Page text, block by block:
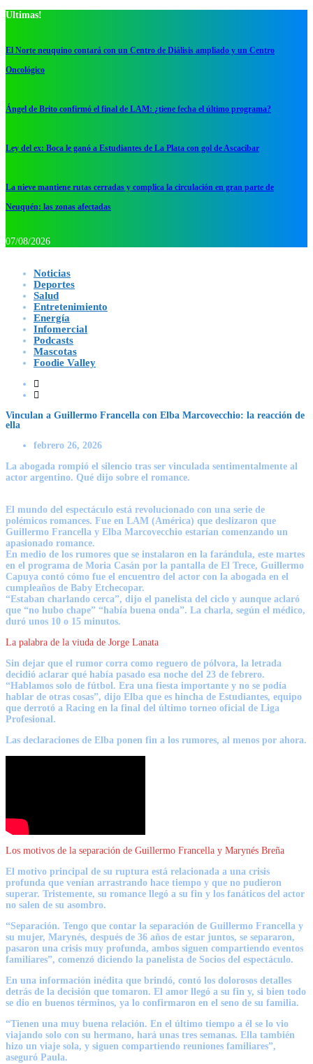
Ultimas!
El Norte neuquino contará con un Centro de Diálisis ampliado y un Centro
Oncológico
Ángel de Brito confirmó el final de LAM: ¿tiene fecha el último programa?
Ley del ex: Boca le ganó a Estudiantes de La Plata con gol de Ascacibar
La nieve mantiene rutas cerradas y complica la circulación en gran parte de
Neuquén: las zonas afectadas
07/08/2026
Noticias
Deportes
Salud
Entretenimiento
Energía
Infomercial
Podcasts
Mascotas
Foodie Valley
Vinculan a Guillermo Francella con Elba Marcovecchio: la reacción de
ella
febrero 26, 2026
La abogada rompió el silencio tras ser vinculada sentimentalmente al
actor argentino. Qué dijo sobre el romance.
El mundo del espectáculo está revolucionado con una serie de
polémicos romances. Fue en LAM (América) que deslizaron que
Guillermo Francella y Elba Marcovecchio estarían comenzando un
apasionado romance.
En medio de los rumores que se instalaron en la farándula, este martes
en el programa de Moria Casán por la pantalla de El Trece, Guillermo
Capuya contó cómo fue el encuentro del actor con la abogada en el
cumpleaños de Baby Etchecopar.
“Estaban charlando cerca”, dijo el panelista del ciclo y aunque aclaró
que “no hubo chape” “había buena onda”. La charla, según el médico,
duró unos 10 o 15 minutos.
La palabra de la viuda de Jorge Lanata
Sin dejar que el rumor corra como reguero de pólvora, la letrada
decidió aclarar qué había pasado esa noche del 23 de febrero.
“Hablamos solo de fútbol. Era una fiesta importante y no se podía
hablar de otras cosas”, dijo Elba que es hincha de Estudiantes, equipo
que derrotó a Racing en la final del último torneo oficial de Liga
Profesional.
Las declaraciones de Elba ponen fin a los rumores, al menos por ahora.
Los motivos de la separación de Guillermo Francella y Marynés Breña
El motivo principal de su ruptura está relacionada a una crisis
profunda que venían arrastrando hace tiempo y que no pudieron
superar. Tristemente, su romance llegó a su fin y los fanáticos del actor
no salen de su asombro.
“Separación. Tengo que contar la separación de Guillermo Francella y
su mujer, Marynés, después de 36 años de estar juntos, se separaron,
pasaron una crisis muy profunda, ambos siguen compartiendo eventos
familiares”, comenzó diciendo la panelista de Socios del espectáculo.
En una información inédita que brindó, contó los dolorosos detalles
detrás de la decisión que tomaron. El amor llegó a su fin y, si bien todo
se dio en buenos términos, ya lo confirmaron en el seno de su familia.
“Tienen una muy buena relación. En el último tiempo a él se lo vio
viajando solo con su hermano, hará unas tres semanas. Ella también
hizo un viaje sola, y siguen compartiendo reuniones familiares”,
aseguró Paula.